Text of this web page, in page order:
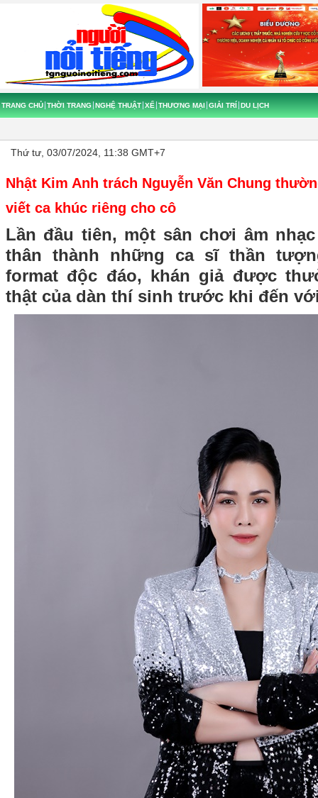
TRANG CHỦ THỜI TRANG NGHỆ THUẬT XẾ THƯƠNG MẠI GIẢI TRÍ DU LỊCH
Thứ tư, 03/07/2024, 11:38 GMT+7
Nhật Kim Anh trách Nguyễn Văn Chung
viết ca khúc riêng cho cô
Lần đầu tiên, một sân chơi âm
thân thành những ca sĩ thần
format độc đáo, khán giả được
thật của dàn thí sinh trước khi đến